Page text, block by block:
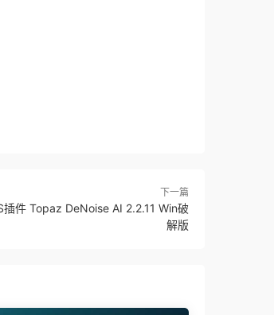
下一篇
件 Topaz DeNoise AI 2.2.11 Win破
解版